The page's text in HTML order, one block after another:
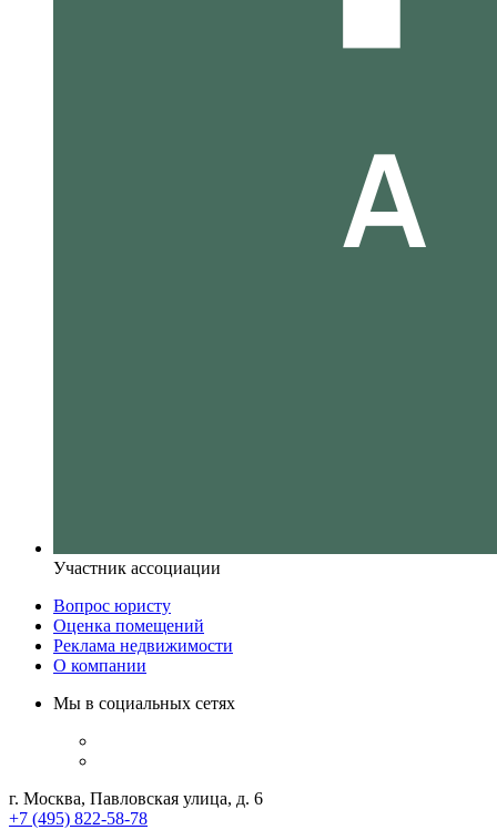
Участник ассоциации
Вопрос юристу
Оценка помещений
Реклама недвижимости
О компании
Мы в социальных сетях
г. Москва, Павловская улица, д. 6
+7 (495) 822-58-78